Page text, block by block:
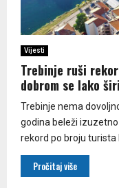
Vijesti
Trebinje ruši
dobrom se lako
Trebinje nema
godina beleži
rekord po broju turista
Pročitaj više